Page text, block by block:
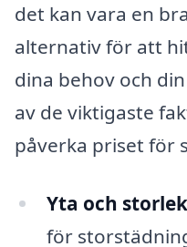
det kan vara en
alternativ för att
dina behov och
av de viktigaste
påverka priset för
Yta och
för